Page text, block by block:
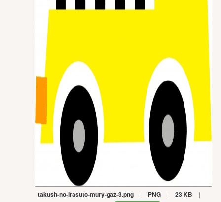
takush-no-irasuto-mury-gaz-3.png | PNG | 23 KB |